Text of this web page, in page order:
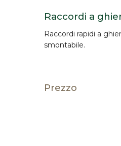
Raccordi a
Raccordi rapidi a
smontabile.
Prezzo